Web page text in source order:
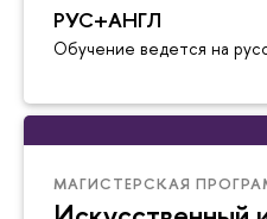
РУС+АНГЛ
Обучение ведется на
МАГИСТЕРСКАЯ